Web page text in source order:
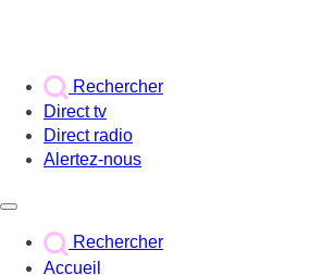
Rechercher
Direct tv
Direct radio
Alertez-nous
Rechercher
Accueil